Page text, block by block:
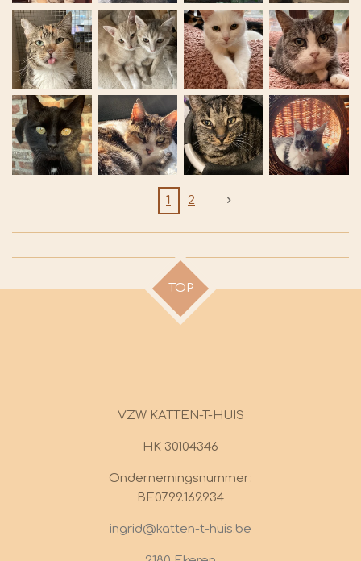
1 2
TOP
VZW KATTEN-T-HUIS
HK 30104346
Ondernemingsnummer:
BE0799.169.934
ingrid@katten-t-huis.be